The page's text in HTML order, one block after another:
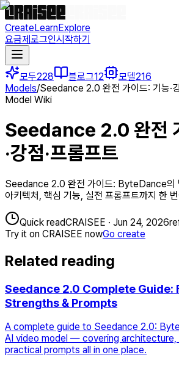
CreateLearnExplore
요금제로그인시작하기
모두228 블로그12 모델216
Models/Seedance 2.0 완전 가이드: 기능·
Model Wiki
Seedance 2.0 완전
·강점·프롬프트
Seedance 2.0 완전 가이드: ByteDance의
아키텍처, 핵심 기능, 실전 프롬프트까지 한
Quick readCRAISEE · Jun 24, 2026
Try it on CRAISEE nowGo create
Related reading
Seedance 2.0 Complete Guide:
Strengths & Prompts
A complete guide to Seedance 2.0:
AI video model — covering architecture,
practical prompts all in one place.